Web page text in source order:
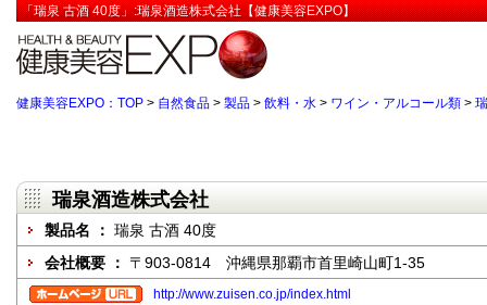
「瑞泉 古酒 40度」:瑞泉酒造株式会社【健康美容EXPO】
健康美容EXPO：TOP > 自然食品 > 製品 > 飲料・水 > ワイン・アルコール類 >
瑞泉酒造株式会社
製品名 ： 瑞泉 古酒 40度
会社概要 ： 〒903-0814 沖縄県那覇市首里崎山町1-35
http://www.zuisen.co.jp/index.html